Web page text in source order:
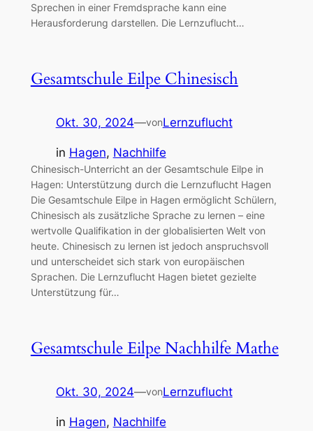
Sprechen in einer Fremdsprache kann eine
Herausforderung darstellen. Die Lernzuflucht…
Gesamtschule Eilpe Chinesisch
Okt. 30, 2024—vonLernzuflucht
in Hagen, Nachhilfe
Chinesisch-Unterricht an der Gesamtschule Eilpe in
Hagen: Unterstützung durch die Lernzuflucht Hagen
Die Gesamtschule Eilpe in Hagen ermöglicht Schülern,
Chinesisch als zusätzliche Sprache zu lernen – eine
wertvolle Qualifikation in der globalisierten Welt von
heute. Chinesisch zu lernen ist jedoch anspruchsvoll
und unterscheidet sich stark von europäischen
Sprachen. Die Lernzuflucht Hagen bietet gezielte
Unterstützung für…
Gesamtschule Eilpe Nachhilfe Mathe
Okt. 30, 2024—vonLernzuflucht
in Hagen, Nachhilfe